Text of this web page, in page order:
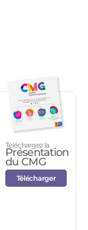
Téléchargez la
Présentation
du CMG
Télécharger